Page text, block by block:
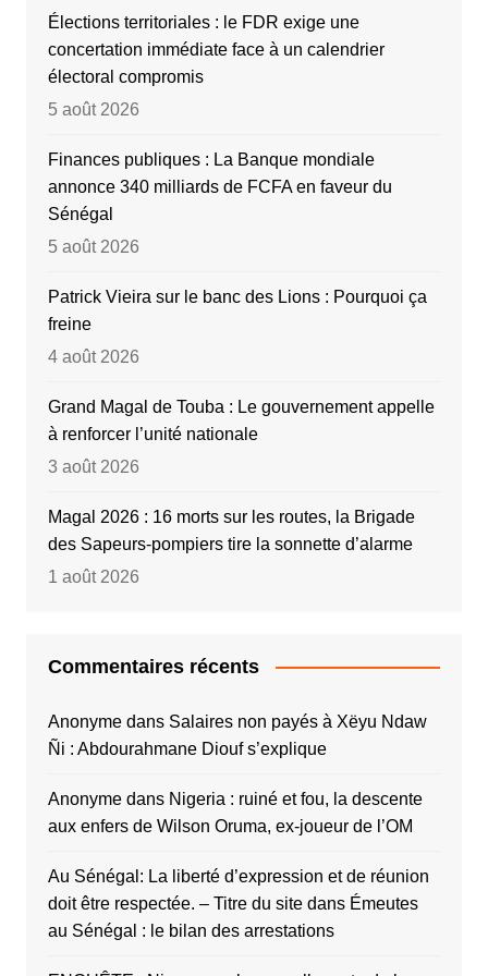
Élections territoriales : le FDR exige une
concertation immédiate face à un calendrier
électoral compromis
5 août 2026
Finances publiques : La Banque mondiale
annonce 340 milliards de FCFA en faveur du
Sénégal
5 août 2026
Patrick Vieira sur le banc des Lions : Pourquoi ça
freine
4 août 2026
Grand Magal de Touba : Le gouvernement appelle
à renforcer l’unité nationale
3 août 2026
Magal 2026 : 16 morts sur les routes, la Brigade
des Sapeurs-pompiers tire la sonnette d’alarme
1 août 2026
Commentaires récents
Anonymedans Salaires non payés à Xëyu Ndaw
Ñi : Abdourahmane Diouf s’explique
Anonymedans Nigeria : ruiné et fou, la descente
aux enfers de Wilson Oruma, ex-joueur de l’OM
Au Sénégal: La liberté d’expression et de réunion
doit être respectée. – Titre du sitedans Émeutes
au Sénégal : le bilan des arrestations